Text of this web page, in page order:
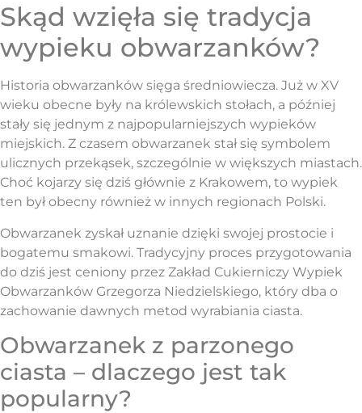
Skąd wzięła się tradycja
wypieku obwarzanków?
Historia obwarzanków sięga średniowiecza. Już w XV
wieku obecne były na królewskich stołach, a później
stały się jednym z najpopularniejszych wypieków
miejskich. Z czasem obwarzanek stał się symbolem
ulicznych przekąsek, szczególnie w większych miastach.
Choć kojarzy się dziś głównie z Krakowem, to wypiek
ten był obecny również w innych regionach Polski.
Obwarzanek zyskał uznanie dzięki swojej prostocie i
bogatemu smakowi. Tradycyjny proces przygotowania
do dziś jest ceniony przez Zakład Cukierniczy Wypiek
Obwarzanków Grzegorza Niedzielskiego, który dba o
zachowanie dawnych metod wyrabiania ciasta.
Obwarzanek z parzonego
ciasta – dlaczego jest tak
popularny?